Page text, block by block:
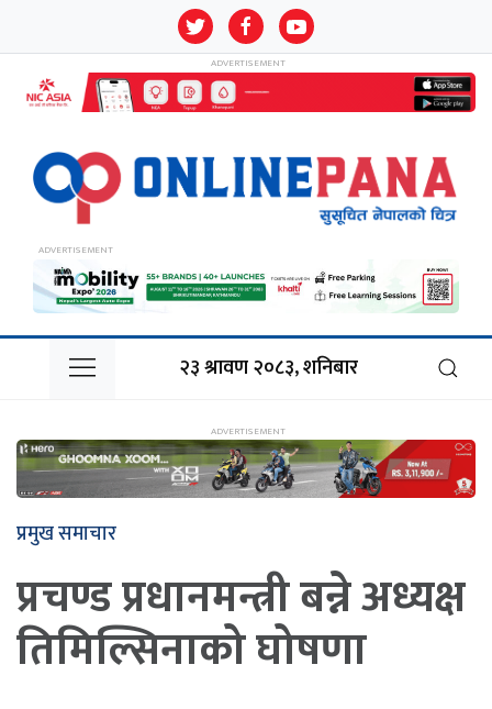
२३ श्रावण २०८३, शनिबार
प्रमुख समाचार
प्रचण्ड प्रधानमन्त्री बन्ने अध्यक्ष
तिमिल्सिनाको घोषणा